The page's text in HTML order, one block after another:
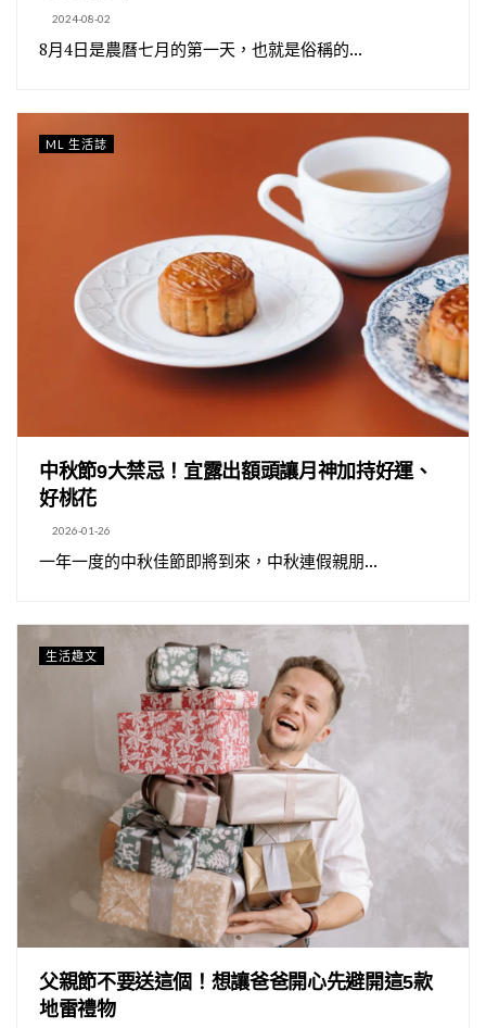
2024-08-02
8月4日是農曆七月的第一天，也就是俗稱的...
ML 生活誌
中秋節9大禁忌！宜露出額頭讓月神加持好運、
好桃花
2026-01-26
一年一度的中秋佳節即將到來，中秋連假親朋...
生活趣文
父親節不要送這個！想讓爸爸開心先避開這5款
地雷禮物